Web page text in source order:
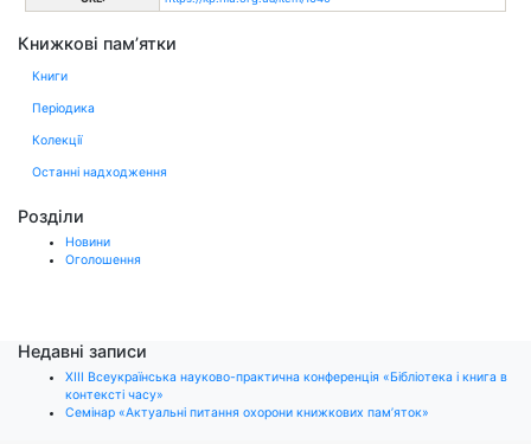
Книжкові пам’ятки
Книги
Періодика
Колекції
Останні надходження
Розділи
Новини
Оголошення
Недавні записи
ХІІІ Всеукраїнська науково-практична конференція «Бібліотека і книга в
контексті часу»
Семінар «Актуальні питання охорони книжкових пам’яток»